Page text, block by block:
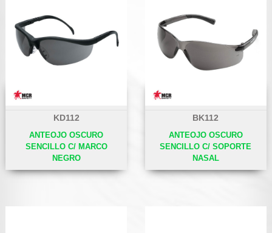
KD112
ANTEOJO OSCURO
SENCILLO C/ MARCO
NEGRO
BK112
ANTEOJO OSCURO
SENCILLO C/ SOPORTE
NASAL